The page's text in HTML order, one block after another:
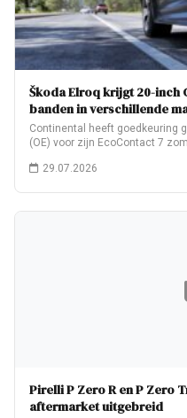
Škoda Elroq krijgt 20-inch
banden in verschillende
Continental heeft goedkeuring
(OE) voor zijn EcoContact 7
29.07.2026
Pirelli P Zero R en P Zero
aftermarket uitgebreid